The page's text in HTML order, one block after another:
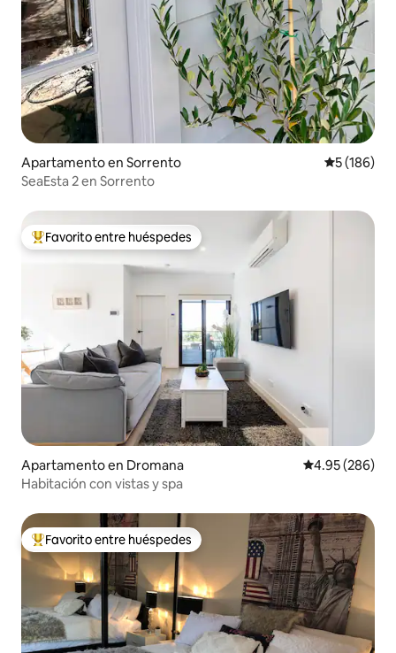
Apartamento en Sorrento
5 (186)
SeaEsta 2 en Sorrento
Favorito entre huéspedes preferido
Favorito entre huéspedes
Apartamento en Dromana Calificación
4.95 (286)
Habitación con vistas y spa
Favorito entre huéspedes preferido
Favorito entre huéspedes